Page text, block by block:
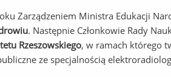
Zarządzeniem Ministra Edukacji
. Następnie Członkowie Rady
Rzeszowskiego, w ramach którego
ze specjalnością